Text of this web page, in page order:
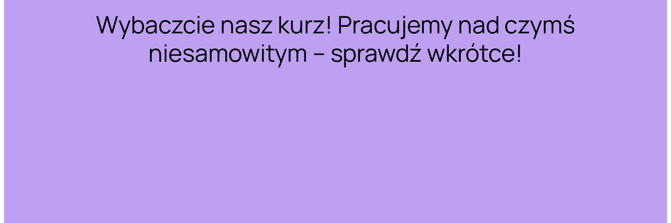
Wybaczcie nasz kurz! Pracujemy nad czymś
niesamowitym – sprawdź wkrótce!